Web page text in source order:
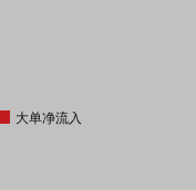
大单净流入